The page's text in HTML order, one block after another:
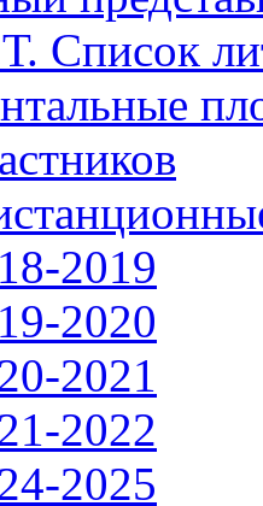
Список
2019
2020
2021
2022
2025